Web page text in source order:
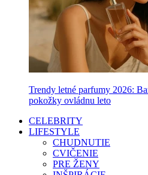
Trendy letné parfumy 2026:
pokožky ovládnu leto
CELEBRITY
LIFESTYLE
CHUDNUTIE
CVIČENIE
PRE ŽENY